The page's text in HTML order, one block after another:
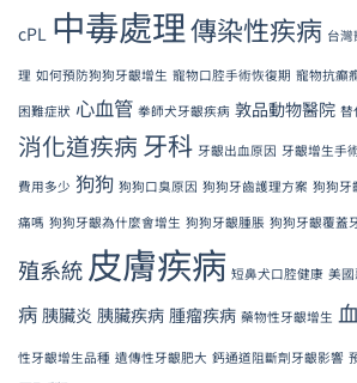
cPL 中毒處理傳染性疾病 台
理 如何預防狗狗牙齦增生 寵物口腔手術恢復期 寵物抗癲
困難症狀 心血管 拳師犬牙齦疾病 敦品動物醫院 替
消化道疾病 牙科 牙齦出血原因 牙齦增生手
費用多少 狗狗 狗狗口臭原因 狗狗牙齒護理方案 狗狗牙
痛嗎 狗狗牙齦為什麼會增生 狗狗牙齦腫脹 狗狗牙齦覆蓋
殖系統 皮膚疾病 短鼻犬口腔健康 美
病 胰臟炎 胰臟疾病 腫瘤疾病 藥物性牙齦增生
性牙齦增生品種 遺傳性牙齦肥大 鈣通道阻斷劑牙齦影響